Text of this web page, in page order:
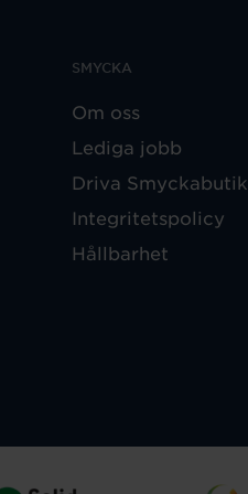
SMYCKA
Om oss
Lediga jobb
Driva Smyckabutik
Integritetspolicy
Hållbarhet